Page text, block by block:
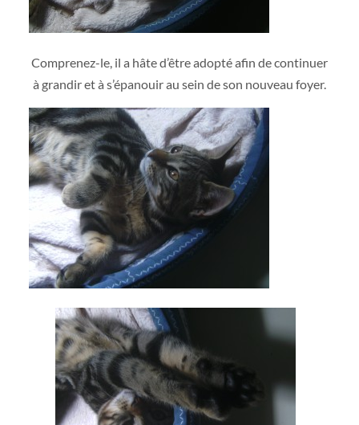
Comprenez-le, il a hâte d’être adopté afin de continuer
à grandir et à s’épanouir au sein de son nouveau foyer.